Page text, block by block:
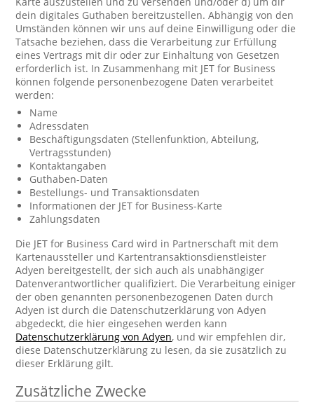
dein digitales Guthaben bereitzustellen. Abhängig von den
Umständen können wir uns auf deine Einwilligung oder die
Tatsache beziehen, dass die Verarbeitung zur Erfüllung
eines Vertrags mit dir oder zur Einhaltung von Gesetzen
erforderlich ist. In Zusammenhang mit JET for Business
können folgende personenbezogene Daten verarbeitet
werden:
Name
Adressdaten
Beschäftigungsdaten (Stellenfunktion, Abteilung,
Vertragsstunden)
Kontaktangaben
Guthaben-Daten
Bestellungs- und Transaktionsdaten
Informationen der JET for Business-Karte
Zahlungsdaten
Die JET for Business Card wird in Partnerschaft mit dem
Kartenaussteller und Kartentransaktionsdienstleister
Adyen bereitgestellt, der sich auch als unabhängiger
Datenverantwortlicher qualifiziert. Die Verarbeitung einiger
der oben genannten personenbezogenen Daten durch
Adyen ist durch die Datenschutzerklärung von Adyen
abgedeckt, die hier eingesehen werden kann
Datenschutzerklärung von Adyen, und wir empfehlen dir,
diese Datenschutzerklärung zu lesen, da sie zusätzlich zu
dieser Erklärung gilt.
Zusätzliche Zwecke